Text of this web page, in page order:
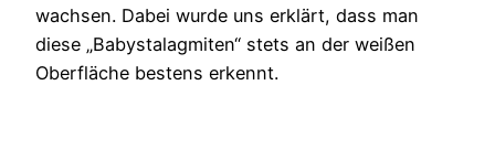
wachsen. Dabei wurde uns erklärt, dass man
diese „Babystalagmiten“ stets an der weißen
Oberfläche bestens erkennt.